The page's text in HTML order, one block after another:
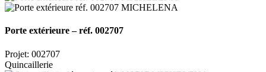
Porte extérieure – réf. 002707
Projet: 002707
Quincaillerie